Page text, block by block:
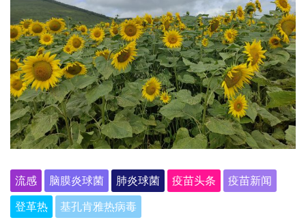
流感 脑膜炎球菌 肺炎球菌 疫苗头条
疫苗新闻
登革热
基孔肯雅热病毒